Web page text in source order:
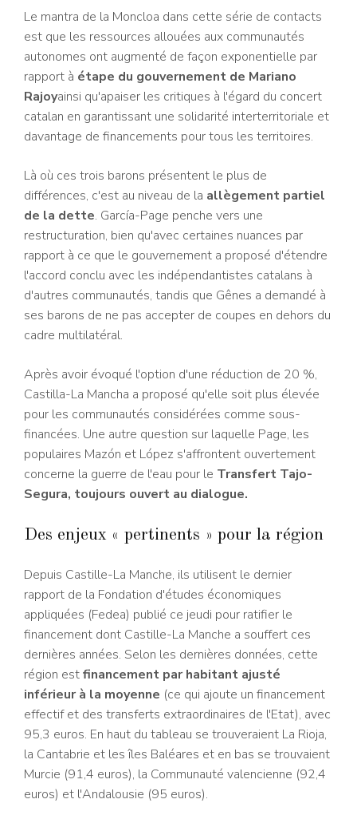
Le mantra de la Moncloa dans cette série de contacts
est que les ressources allouées aux communautés
autonomes ont augmenté de façon exponentielle par
rapport à étape du gouvernement de Mariano
Rajoyainsi qu'apaiser les critiques à l'égard du concert
catalan en garantissant une solidarité interterritoriale et
davantage de financements pour tous les territoires.
Là où ces trois barons présentent le plus de
différences, c'est au niveau de la allègement partiel
de la dette. García-Page penche vers une
restructuration, bien qu'avec certaines nuances par
rapport à ce que le gouvernement a proposé d'étendre
l'accord conclu avec les indépendantistes catalans à
d'autres communautés, tandis que Gênes a demandé à
ses barons de ne pas accepter de coupes en dehors du
cadre multilatéral.
Après avoir évoqué l'option d'une réduction de 20 %,
Castilla-La Mancha a proposé qu'elle soit plus élevée
pour les communautés considérées comme sous-
financées. Une autre question sur laquelle Page, les
populaires Mazón et López s'affrontent ouvertement
concerne la guerre de l'eau pour le Transfert Tajo-
Segura, toujours ouvert au dialogue.
Des enjeux « pertinents » pour la région
Depuis Castille-La Manche, ils utilisent le dernier
rapport de la Fondation d'études économiques
appliquées (Fedea) publié ce jeudi pour ratifier le
financement dont Castille-La Manche a souffert ces
dernières années. Selon les dernières données, cette
région estfinancement par habitant ajusté
inférieur à la moyenne (ce qui ajoute un financement
effectif et des transferts extraordinaires de l'Etat), avec
95,3 euros. En haut du tableau se trouveraient La Rioja,
la Cantabrie et les îles Baléares et en bas se trouvaient
Murcie (91,4 euros), la Communauté valencienne (92,4
euros) et l'Andalousie (95 euros).